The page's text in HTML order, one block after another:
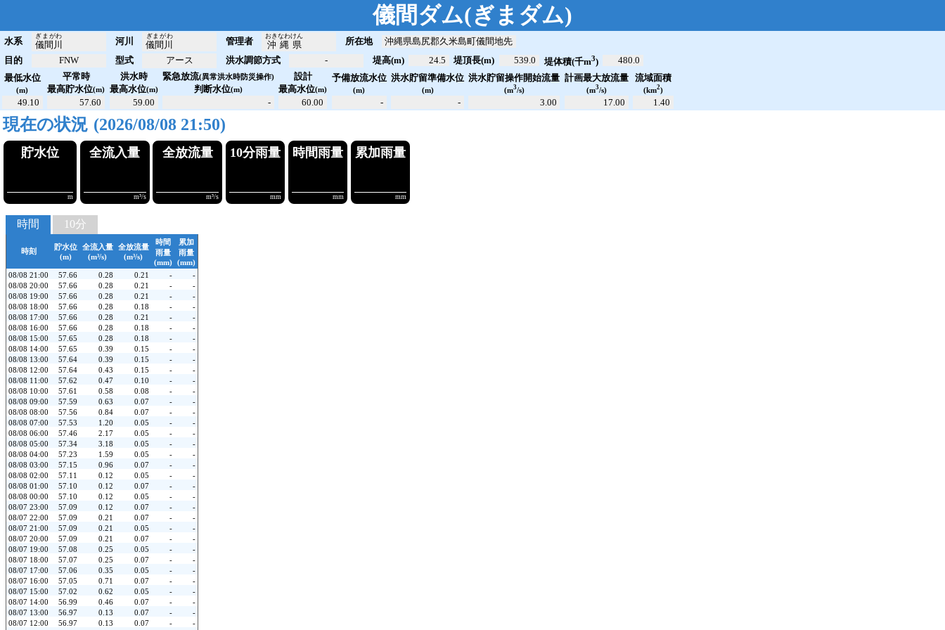
儀間ダム(ぎまダム)
水系 儀間川
ぎまがわ
河川 儀間川
ぎまがわ
管理者 沖縄県
おきなわけん
所在地
沖縄県島尻郡久米島町儀間地先
目的
FNW 型式 アース 洪水調節方式 - 堤高(m) 24.5 堤頂長(m) 539.0 堤体積(千m3)
480.0
最低水位
(m)
49.10
平常時
最高貯水位(m)
57.60
洪水時
最高水位(m)
59.00
緊急放流(異常洪水時防災操作)
判断水位(m)
-
設計
最高水位(m)
60.00
予備放流水位
(m)
-
洪水貯留準備水位
(m)
-
洪水貯留操作開始流量
(m3/s)
3.00
計画最大放流量
(m3/s)
17.00
流域面積
(km2)
1.40
現在の状況 (2026/08/08 21:50)
貯水位
m
全流入量
m³/s
全放流量
m³/s
10分雨量
時間
時刻
貯水位
(m)
全流入量
(m³/s)
全放流量
(m³/s)
時間
雨量
(mm)
累加
雨量
(mm)
08/08 21:00
57.66 0.28 0.21
08/08 20:00
57.66 0.28 0.21
08/08 19:00
57.66 0.28 0.21
08/08 18:00
57.66 0.28 0.18
08/08 17:00
57.66 0.28 0.21
08/08 16:00
57.66 0.28 0.18
08/08 15:00
57.65 0.28 0.18
08/08 14:00
57.65 0.39 0.15
08/08 13:00
57.64 0.39 0.15
08/08 12:00
57.64 0.43 0.15
08/08 11:00
57.62 0.47 0.10
08/08 10:00
57.61 0.58 0.08
08/08 09:00
57.59 0.63 0.07
08/08 08:00
57.56 0.84 0.07
08/08 07:00
57.53 1.20 0.05
08/08 06:00
57.46 2.17 0.05
08/08 05:00
57.34 3.18 0.05
08/08 04:00
57.23 1.59 0.05
08/08 03:00
57.15 0.96 0.07
08/08 02:00
57.11 0.12 0.05
08/08 01:00
57.10 0.12 0.07
08/08 00:00
57.10 0.12 0.05
08/07 23:00
57.09 0.12 0.07
08/07 22:00
57.09 0.21 0.07
08/07 21:00
57.09 0.21 0.05
08/07 20:00
57.09 0.21 0.07
08/07 19:00
57.08 0.25 0.05
08/07 18:00
57.07 0.25 0.07
08/07 17:00
57.06 0.35 0.05
08/07 16:00
57.05 0.71 0.07
08/07 15:00
57.02 0.62 0.05
08/07 14:00
56.99 0.46 0.07
08/07 13:00
56.97 0.13 0.07
08/07 12:00
56.97 0.13 0.07
10分